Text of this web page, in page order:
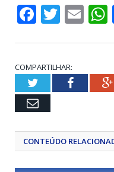
COMPARTILHAR:
TwitterFacebook
Email
CONTEÚDO